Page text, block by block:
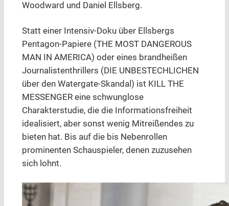
Woodward und Daniel Ellsberg.
Statt einer Intensiv-Doku über Ellsbergs
Pentagon-Papiere (THE MOST DANGEROUS
MAN IN AMERICA) oder eines brandheißen
Journalistenthrillers (DIE UNBESTECHLICHEN
über den Watergate-Skandal) ist KILL THE
MESSENGER eine schwunglose
Charakterstudie, die die Informationsfreiheit
idealisiert, aber sonst wenig Mitreißendes zu
bieten hat. Bis auf die bis Nebenrollen
prominenten Schauspieler, denen zuzusehen
sich lohnt.